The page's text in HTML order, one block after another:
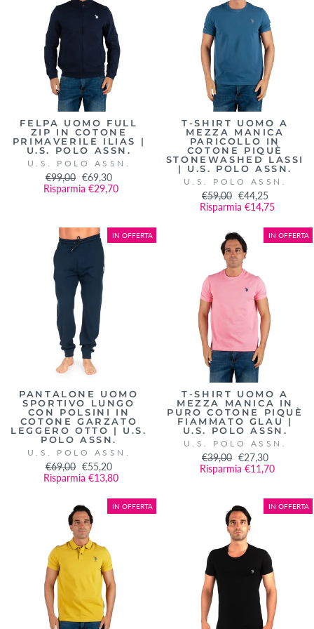
FELPA UOMO FULL
ZIP IN COTONE
PRIMAVERILE ILIAS |
U.S. POLO ASSN.
U.S. POLO ASSN.
Prezzo
di
€99,00 Prezzo
scontato
€69,30
Risparmia €29,70
T-SHIRT UOMO A
MEZZA MANICA
PARICOLLO IN
COTONE PIQUÈ
STONEWASHED LASSI
| U.S. POLO ASSN.
U.S. POLO ASSN.
Prezzo
di
€59,00 Prezzo
scontato
€44,25
Risparmia €14,75
IN OFFERTA
PANTALONE UOMO
SPORTIVO LUNGO
CON POLSINI IN
COTONE GARZATO
LEGGERO OTTO | U.S.
POLO ASSN.
U.S. POLO ASSN.
Prezzo
di
€69,00 Prezzo
scontato
€55,20
Risparmia €13,80
IN OFFERTA
T-SHIRT UOMO A
MEZZA MANICA IN
PURO COTONE PIQUÈ
FIAMMATO GLAU |
U.S. POLO ASSN.
U.S. POLO ASSN.
Prezzo
di
€39,00 Prezzo
scontato
€27,30
Risparmia €11,70
IN OFFERTA IN OFFERTA